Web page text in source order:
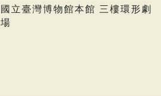
國立臺灣博物館本館 三樓環形劇
場